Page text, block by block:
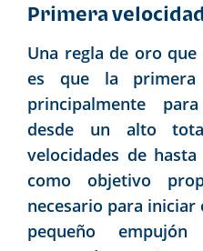
Primera
Una regla de oro
es que la primera
principalmente
desde un alto
velocidades de
como objetivo
necesario para iniciar
pequeño